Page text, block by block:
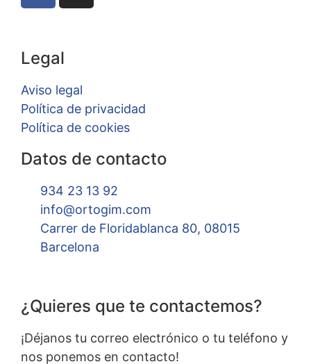
Legal
Aviso legal
Política de privacidad
Política de cookies
Datos de contacto
934 23 13 92
info@ortogim.com
Carrer de Floridablanca 80, 08015
Barcelona
¿Quieres que te contactemos?
¡Déjanos tu correo electrónico o tu teléfono y
nos ponemos en contacto!